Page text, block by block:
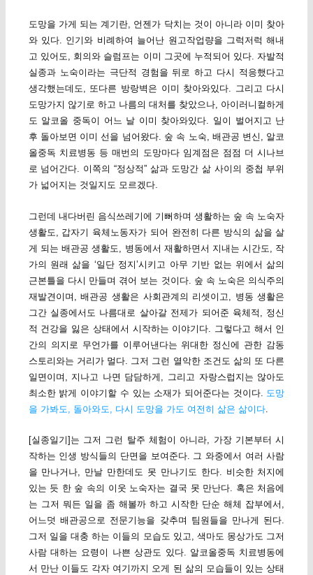
도망을 가게 되는 계기란, 언젠가 닥치는 것이 아니라 이미 찾아
와 있다. 인기와 비례하여 늘어난 원고작업량을 그럭저럭 해내
고 있어도, 회의와 슬럼프는 이미 그곳에 누적되어 있다. 자발적
실종과 노숙이라는 극단적 경험을 뒤로 하고 다시 적응했다고
생각했는데도, 또다른 방랑벽은 이미 찾아와있다. 그리고 다시
도망가지 않기로 하고 나름의 대처를 찾았으나, 아이러니컬하게
도 알코올 중독이 어느 날 이미 찾아와있다. 일이 벌어지고 난
후 돌아보면 이미 선을 넘어왔다. 숲 속 노숙, 배관공 변신, 알코
올중독 치료병동 등 매번의 도망마다 임계점은 점점 더 시나브
로 넘어간다. 이쪽의 “정상적” 삶과 도망간 삶 사이의 중첩 부위
가 넓어지는 것일지도 모르겠다.
그런데 내다버린 음식쓰레기에 기뻐하며 생활하는 숲 속 노숙자
생활도, 갑자기 육체노동자가 되어 완전히 다른 방식의 삶을 살
게 되는 배관공 생활도, 병동에서 재활하면서 지내는 시간도, 작
가의 원래 삶을 ‘일단 정지’시키고 아무 기반 없는 위에서 삶의
근본틀을 다시 만들며 겪어 보는 것이다. 숲 속 노숙은 의식주의
재발견이며, 배관공 생활은 사회관계의 리셋이고, 병동 생활은
그간 실종에서도 나름대로 살아갈 전제가 되어준 육체적, 정신
적 건강을 잃은 상태에서 시작하는 이야기다. 그렇다고 해서 인
간의 의지로 무언가를 이루어낸다는 위대한 정신에 관한 감동
스토리와는 거리가 멀다. 그저 그런 열악한 조건도 삶의 또 다른
일면이며, 지나고 나면 담담하게, 그리고 자랑스럽지는 않아도
최소한 밝게 이야기할 수 있는 소재가 되어준다는 것이다.
도망
을 가봐도, 돌아와도, 다시 도망을 가도 여전히 삶은 삶이다.
[실종일기]는 그저 그런 탈주 체험이 아니라, 가장 기본부터 시
작하는 인생 방식들의 단면을 보여준다. 그 와중에서 여러 사람
을 만나거나, 만날 만한데도 못 만나기도 한다. 비슷한 처지에
있는 듯 한 숲 속의 이웃 노숙자는 결국 못 만난다. 혹은 처음에
는 그저 뭐든 일을 좀 해볼까 하고 시작한 단순 해체 잡부에서,
어느덧 배관공으로 전문기능을 갖추며 팀원들을 만나게 된다.
그저 일을 대충 하는 이들의 모습도 있고, 색마도 몽상가도 그저
사람 대하는 요령이 나쁜 상관도 있다. 알코올중독 치료병동에
서 만난 이들도 각자 여기까지 오게 된 삶의 모습들이 있는 상태